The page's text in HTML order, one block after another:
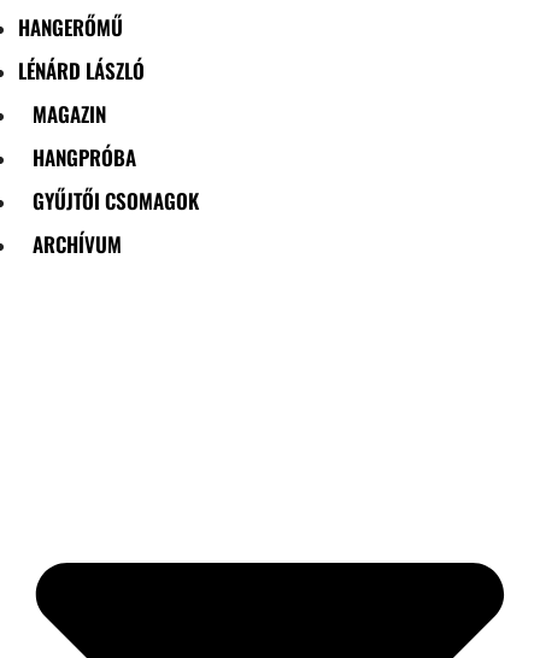
HANGERŐMŰ
LÉNÁRD LÁSZLÓ
MAGAZIN
HANGPRÓBA
GYŰJTŐI CSOMAGOK
ARCHÍVUM